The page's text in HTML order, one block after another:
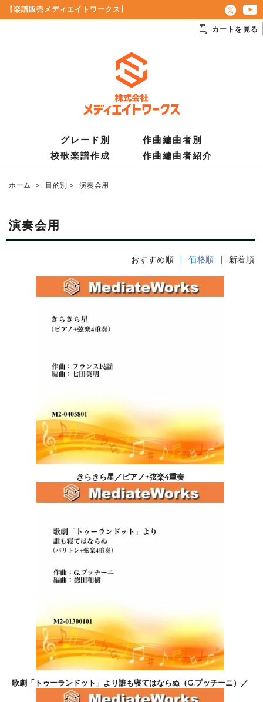
【楽譜販売メディエイトワークス】
カートを見る
グレード別
作曲編曲者別
校歌楽譜作成
作曲編曲者紹介
ホーム > 目的別 > 演奏会用
演奏会用
おすすめ順 | 価格順 | 新着順
きらきら星／ピアノ+弦楽4重奏
1,100円(税込)
歌劇「トゥーランドット」より誰も寝てはならぬ（G.プッチーニ）／
バリトン+弦楽4重奏